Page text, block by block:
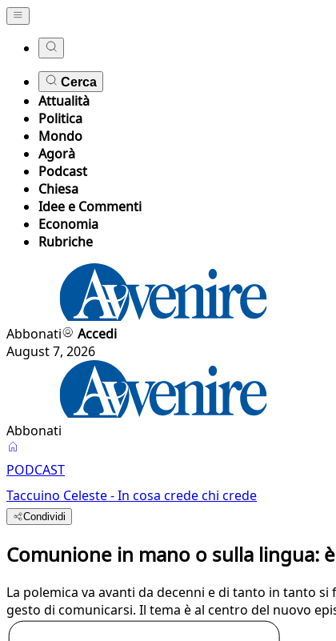
Cerca
Attualità
Politica
Mondo
Agorà
Podcast
Chiesa
Idee e Commenti
Economia
Rubriche
Abbonati
Accedi
August 7, 2026
Abbonati
PODCAST
Taccuino Celeste - In cosa crede chi crede
Condividi
Comunione in mano o sulla lingua:
La polemica va avanti da decenni e di tanto in tanto
gesto di comunicarsi. Il tema è al centro del nuovo